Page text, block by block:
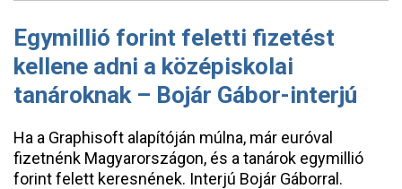
Egymillió forint feletti fizetést
kellene adni a középiskolai
tanároknak – Bojár Gábor-interjú
Ha a Graphisoft alapítóján múlna, már euróval
fizetnénk Magyarországon, és a tanárok egymillió
forint felett keresnének. Interjú Bojár Gáborral.